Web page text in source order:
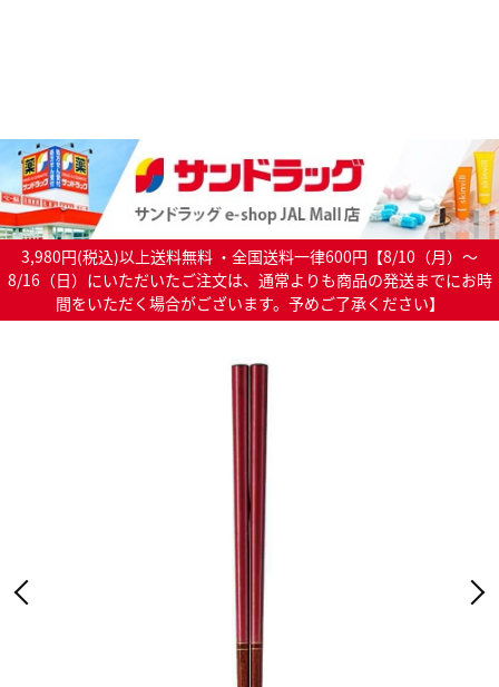
3,980円(税込)以上送料無料 ・全国送料一律600円【8/10（月）～
8/16（日）にいただいたご注文は、通常よりも商品の発送までにお時
間をいただく場合がございます。予めご了承ください】